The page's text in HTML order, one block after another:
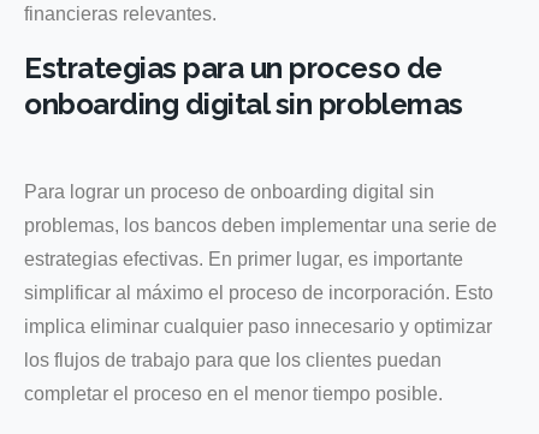
financieras relevantes.
Estrategias para un proceso de
onboarding digital sin problemas
Para lograr un proceso de onboarding digital sin
problemas, los bancos deben implementar una serie de
estrategias efectivas. En primer lugar, es importante
simplificar al máximo el proceso de incorporación. Esto
implica eliminar cualquier paso innecesario y optimizar
los flujos de trabajo para que los clientes puedan
completar el proceso en el menor tiempo posible.